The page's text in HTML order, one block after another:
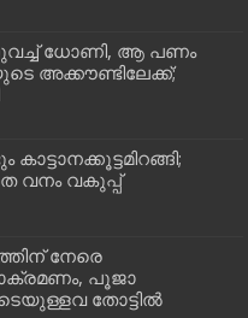
ധോണി, ആ പണം
അക്കൗണ്ടിലേക്ക്;
വനം വകുപ്പ്
നേരെ
പൂജാ
തോട്ടില്‍